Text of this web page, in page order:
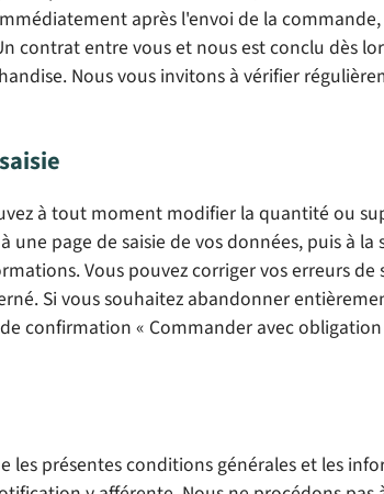
après l'envoi de la commande,
contrat entre vous et nous est conclu dès
Nous vous invitons à vérifier
à tout moment modifier la quantité ou
une page de saisie de vos données, puis à
Vous pouvez corriger vos erreurs de
Si vous souhaitez abandonner
confirmation « Commander avec
les présentes conditions générales et les